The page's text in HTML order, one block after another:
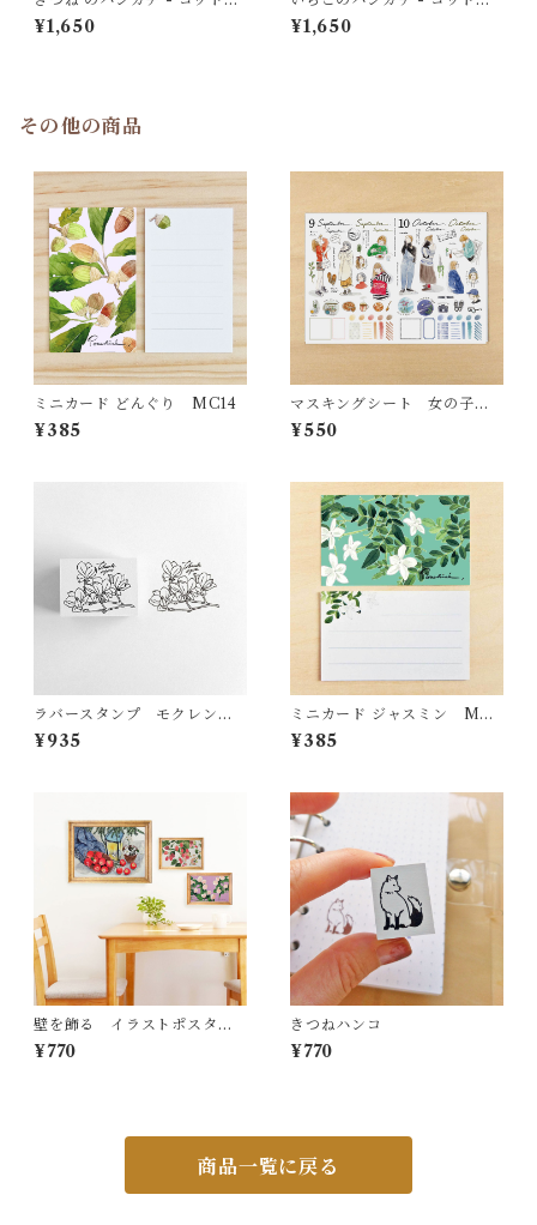
ン・すこし大きめ - スカーフ
にも
¥1,650
ン・すこし大きめ - スカーフ
にも HC31
¥1,650
その他の商品
ミニカード どんぐり MC14
¥385
マスキングシート 女の子 9
月10月
¥550
ラバースタンプ モクレン R
S13
¥935
ミニカード ジャスミン MC1
8
¥385
壁を飾る イラストポスター
ポストカード おまかせセッ
ト 冬
¥770
きつねハンコ
¥770
商品一覧に戻る